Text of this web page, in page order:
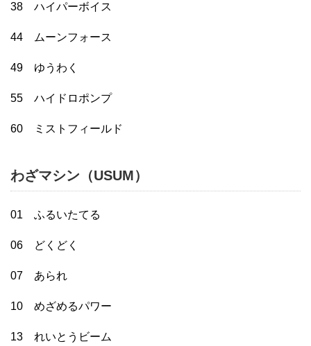
38 ハイパーボイス
44 ムーンフォース
49 ゆうわく
55 ハイドロポンプ
60 ミストフィールド
わざマシン（USUM）
01 ふるいたてる
06 どくどく
07 あられ
10 めざめるパワー
13 れいとうビーム